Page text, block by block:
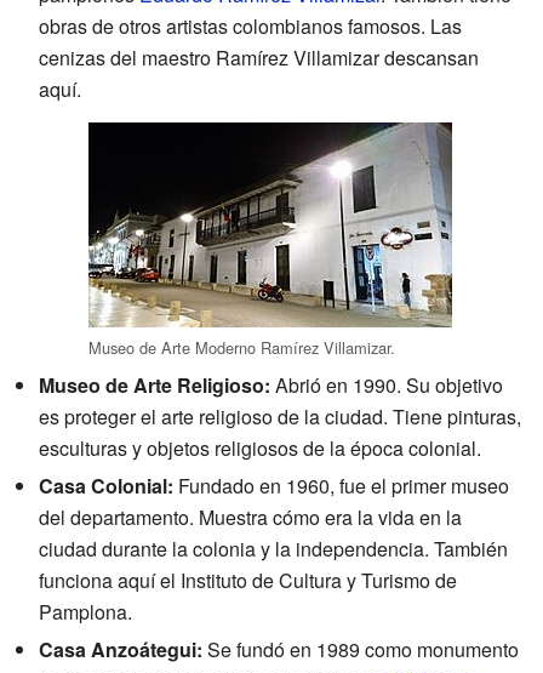
obras de otros artistas colombianos famosos. Las
cenizas del maestro Ramírez Villamizar descansan
aquí.
Museo de Arte Moderno Ramírez Villamizar.
Museo de Arte Religioso: Abrió en 1990. Su objetivo
es proteger el arte religioso de la ciudad. Tiene pinturas,
esculturas y objetos religiosos de la época colonial.
Casa Colonial: Fundado en 1960, fue el primer museo
del departamento. Muestra cómo era la vida en la
ciudad durante la colonia y la independencia. También
funciona aquí el Instituto de Cultura y Turismo de
Pamplona.
Casa Anzoátegui: Se fundó en 1989 como monumento